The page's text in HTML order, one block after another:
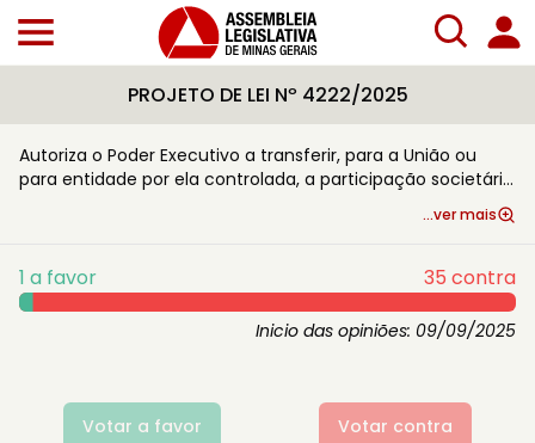
PROJETO DE LEI Nº 4222/2025
Autoriza o Poder Executivo a transferir, para a União ou
para entidade por ela controlada, a participação societária
...ver mais
1 a favor 35 contra
Inicio das opiniões: 09/09/2025
Votar a favor Votar contra